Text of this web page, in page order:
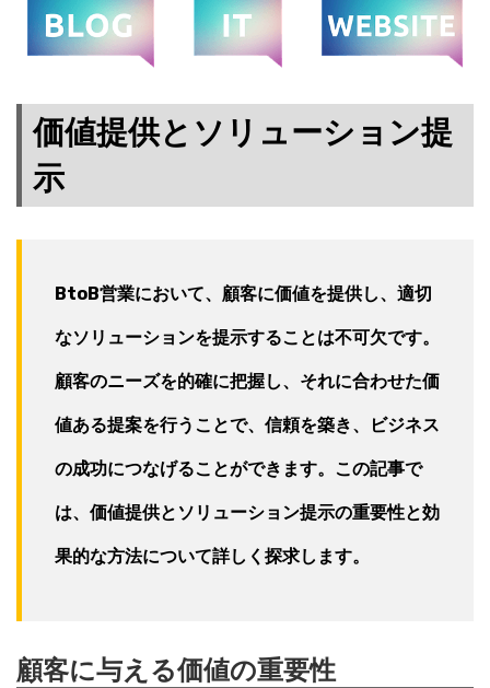
価値提供とソリューション提
示
BtoB営業において、顧客に価値を提供し、適切
なソリューションを提示することは不可欠です。
顧客のニーズを的確に把握し、それに合わせた価
値ある提案を行うことで、信頼を築き、ビジネス
の成功につなげることができます。この記事で
は、価値提供とソリューション提示の重要性と効
果的な方法について詳しく探求します。
顧客に与える価値の重要性